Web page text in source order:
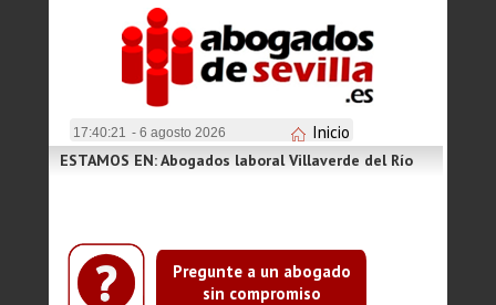
17:40:21 - 6 agosto 2026 Inicio
Pregunte a un abogado
sin compromiso
ESTAMOS EN: Abogados laboral Villaverde del Río